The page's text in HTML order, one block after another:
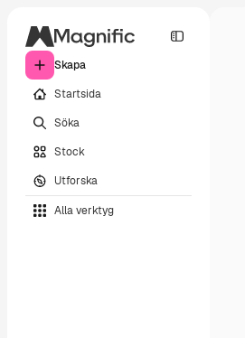
Skapa
Startsida
Söka
Stock
Utforska
Alla verktyg